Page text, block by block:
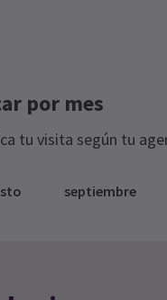
por mes
tu visita según tu
septiembre